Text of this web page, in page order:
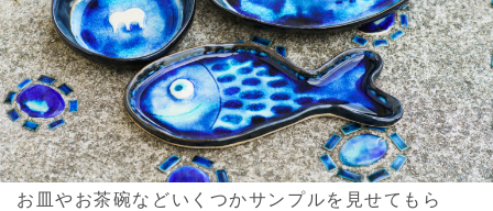
お皿やお茶碗などいくつかサンプルを見せてもら